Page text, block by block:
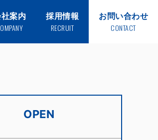
案内 採用情報
RECRUIT
お問い合わせ
CONTACT
OPEN